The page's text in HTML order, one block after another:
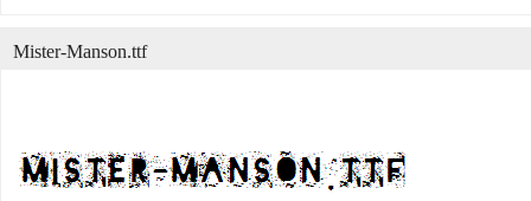
Mister-Manson.ttf